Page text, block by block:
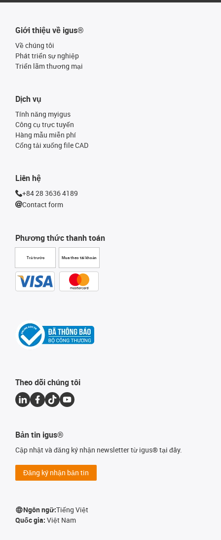
Giới thiệu về igus®
Về chúng tôi
Phát triển sự nghiệp
Triển lãm thương mại
Phương thức thanh toán
Trả trước Mua theo tài khoản
Dịch vụ
Tính năng myigus
Công cụ trực tuyến
Hàng mẫu miễn phí
Cổng tải xuống file CAD
Liên hệ
+84 28 3636 4189
Contact form
Theo dõi chúng tôi
Bản tin igus®
Cập nhật và đăng ký nhận newsletter từ igus® tại đây.
Đăng ký nhận bản tin
Ngôn ngữ:Tiếng Việt
Quốc gia: Việt Nam